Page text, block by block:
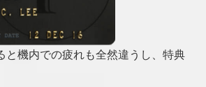
と機内での疲れも全然違うし、特典